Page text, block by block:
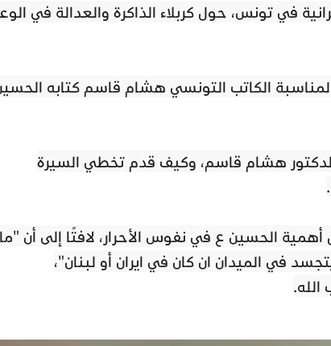
في تونس، حول كربلاء الذاكرة والعدالة في
الكاتب التونسي هشام قاسم كتابه
هشام قاسم، وكيف قدم تخطي السيرة
الحسين ع في نفوس الأحرار، لافتًا إلى أن "ما
في الميدان ان كان في ايران أو لبنان"،